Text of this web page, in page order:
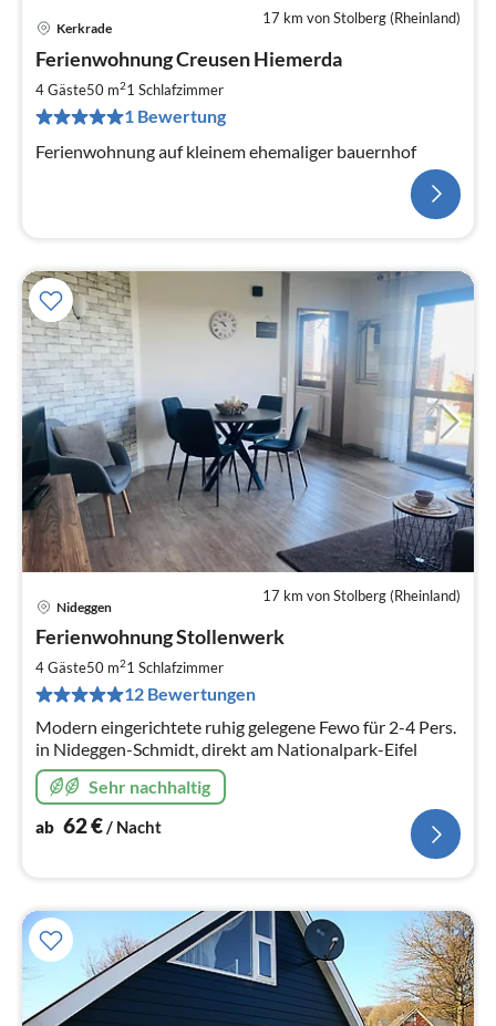
17 km von Stolberg (Rheinland)
Kerkrade
Ferienwohnung Creusen Hiemerda
4 Gäste50 m21 Schlafzimmer
1 Bewertung
Ferienwohnung auf kleinem ehemaliger bauernhof
17 km von Stolberg (Rheinland)
Nideggen
Ferienwohnung Stollenwerk
4 Gäste50 m21 Schlafzimmer
12 Bewertungen
Modern eingerichtete ruhig gelegene Fewo für 2-4 Pers.
in Nideggen-Schmidt, direkt am Nationalpark-Eifel
Sehr nachhaltig
ab 62€/ Nacht